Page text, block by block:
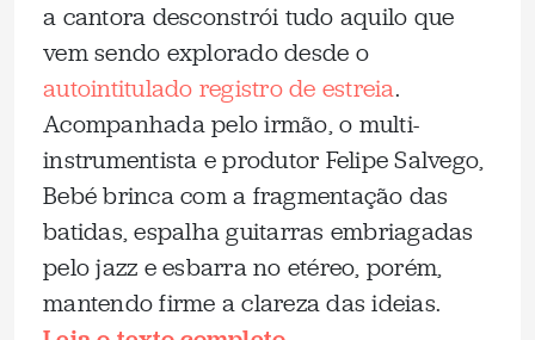
a cantora desconstrói tudo aquilo que
vem sendo explorado desde o
autointitulado registro de estreia.
Acompanhada pelo irmão, o multi-
instrumentista e produtor Felipe Salvego,
Bebé brinca com a fragmentação das
batidas, espalha guitarras embriagadas
pelo jazz e esbarra no etéreo, porém,
mantendo firme a clareza das ideias.